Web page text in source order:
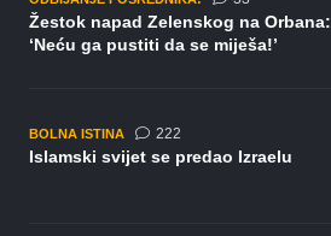
Žestok napad Zelenskog na Orbana:
‘Neću ga pustiti da se miješa!’
BOLNA ISTINA 222komentara
Islamski svijet se predao Izraelu